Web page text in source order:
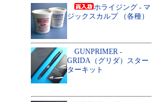
ホライジング - マ
ジックスカルプ （各種）
GUNPRIMER -
GRIDA（グリダ）スター
ターキット